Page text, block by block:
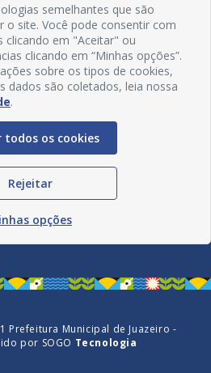
Redes Sociais
Prefeitura Municipal de Juazeiro -
por SOGO Tecnologia
semelhantes que são
o site. Você pode consentir com
clicando em "Aceitar" ou
clicando em “Minhas opções”.
sobre os tipos de cookies,
dados são coletados, leia nossa
.
todos os cookies
Rejeitar
opções